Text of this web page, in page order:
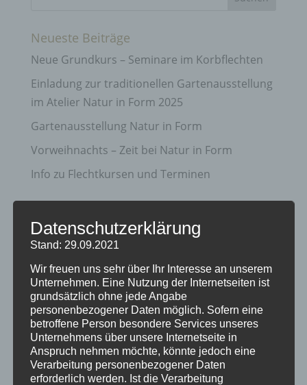
Neueste Beiträge
Neue Grundkurs – Seminare im Korbflechten
Einladung zur traditionellen Gartenausstellung
im Atelier Natur in Form 2025
Gartenausstellung Natur in Form
Vorweihnachts – Zeit bei Natur in Form
Info zu Flechtkursen und Terminen
April 2025
Juni 2021
November 2020
Juni 2020
September 2019
August 2019
Datenschutzerklärung
Stand: 29.09.2021
Wir freuen uns sehr über Ihr Interesse an unserem
Unternehmen. Eine Nutzung der Internetseiten ist
grundsätzlich ohne jede Angabe
personenbezogener Daten möglich. Sofern eine
betroffene Person besondere Services unseres
Unternehmens über unsere Internetseite in
Anspruch nehmen möchte, könnte jedoch eine
Verarbeitung personenbezogener Daten
erforderlich werden. Ist die Verarbeitung